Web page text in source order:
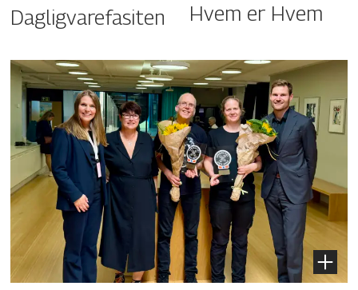
Dagligvarefasiten Hvem er Hvem